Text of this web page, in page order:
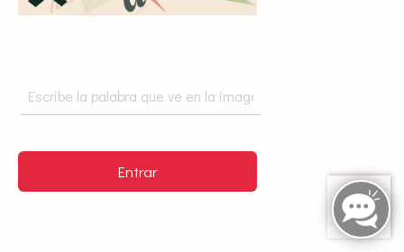
Entrar